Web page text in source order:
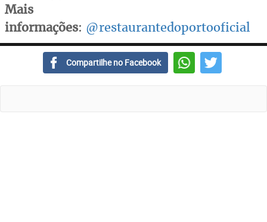
Mais
informações: @restaurantedoportooficial
Compartilhe no Facebook